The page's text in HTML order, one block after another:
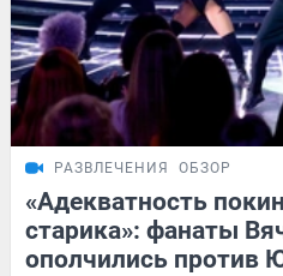
РАЗВЛЕЧЕНИЯ ОБЗОР
«Адекватность
старика»: фанаты
ополчились против